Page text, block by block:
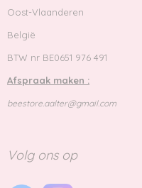
Oost-Vlaanderen
België
BTW nr BE0651 976 491
Afspraak maken :
beestore.aalter@gmail.com
Volg ons op